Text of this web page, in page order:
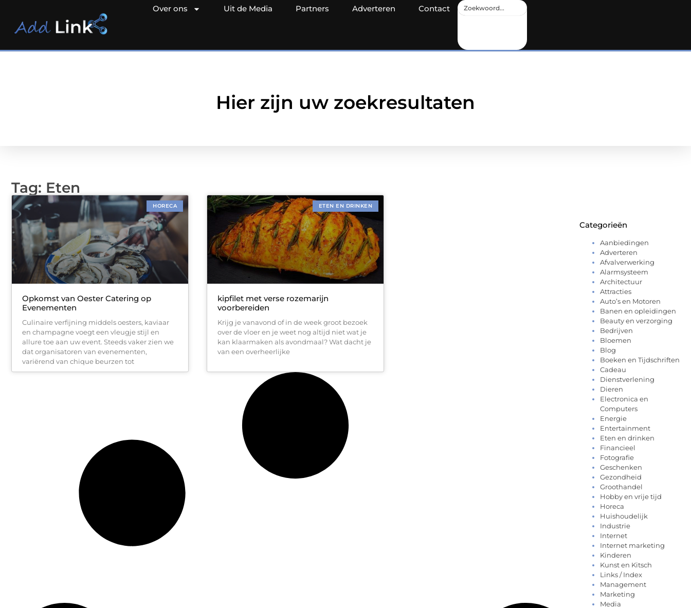
Over ons Uit de Media Partners Adverteren Contact
Hier zijn uw zoekresultaten
Tag: Eten
HORECA
Opkomst van Oester Catering op
Evenementen
Culinaire verfijning middels oesters, kaviaar
en champagne voegt een vleugje stijl en
allure toe aan uw event. Steeds vaker zien we
dat organisatoren van evenementen,
variërend van chique beurzen tot
ETEN EN DRINKEN
kipfilet met verse rozemarijn
voorbereiden
Krijg je vanavond of in de week groot bezoek
over de vloer en je weet nog altijd niet wat je
kan klaarmaken als avondmaal? Wat dacht je
van een overheerlijke
Categorieën
Aanbiedingen
Adverteren
Afvalverwerking
Alarmsysteem
Architectuur
Attracties
Auto’s en Motoren
Banen en opleidingen
Beauty en verzorging
Bedrijven
Bloemen
Blog
Boeken en Tijdschriften
Cadeau
Dienstverlening
Dieren
Electronica en
Computers
Energie
Entertainment
Eten en drinken
Financieel
Fotografie
Geschenken
Gezondheid
Groothandel
Hobby en vrije tijd
Horeca
Huishoudelijk
Industrie
Internet
Internet marketing
Kinderen
Kunst en Kitsch
Links / Index
Management
Marketing
Media